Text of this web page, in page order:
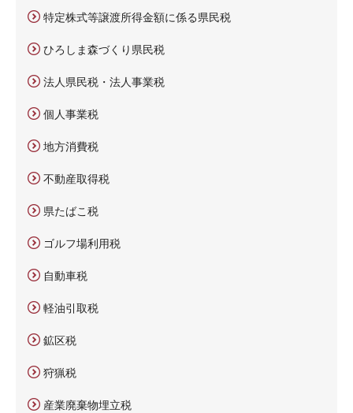
特定株式等譲渡所得金額に係る県民税
ひろしま森づくり県民税
法人県民税・法人事業税
個人事業税
地方消費税
不動産取得税
県たばこ税
ゴルフ場利用税
自動車税
軽油引取税
鉱区税
狩猟税
産業廃棄物埋立税